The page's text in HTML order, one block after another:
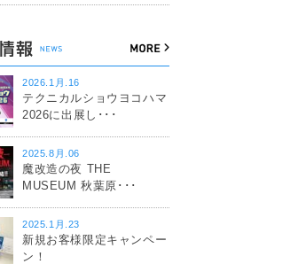
2026.1月.16
テクニカルショウヨコハマ
2026に出展し･･･
2025.8月.06
魔改造の夜 THE
MUSEUM 秋葉原･･･
2025.1月.23
新規お客様限定キャンペー
ン！